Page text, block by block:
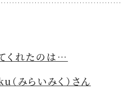
くれたのは…
みらいみく）さん